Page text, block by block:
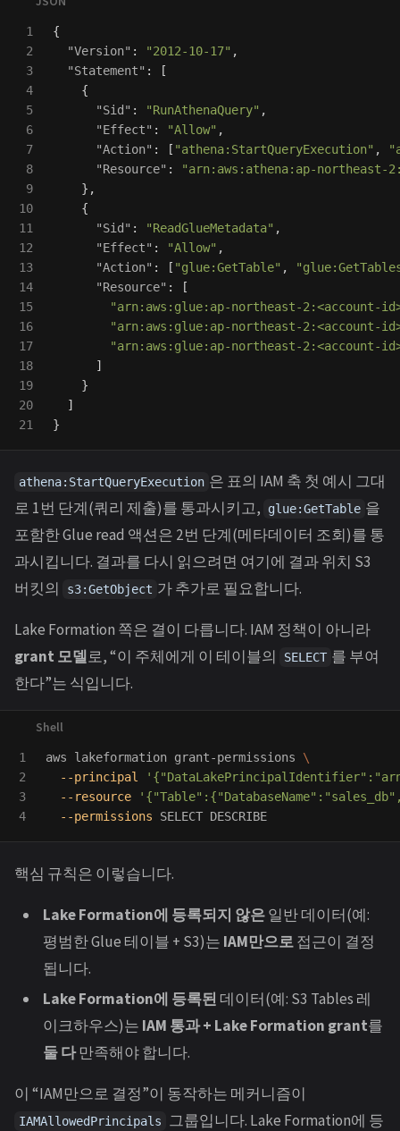
1
2
3
4
5
6
7
8
9
10
11
12
13
14
15
16
17
18
19
20
{
"Version" : "2012-10-17" ,
"Statement" :
[
{
"Sid" : "RunAthenaQuery" ,
"Effect" : "Allow" ,
"Action" : [ "athena:StartQueryExecution" ,
"Resource" :
"arn:aws:athena:ap-northeast-
},
{
"Sid" : "ReadGlueMetadata" ,
"Effect" : "Allow" ,
"Action" : [ "glue:GetTable" ,
"Resource" :
[
"arn:aws:glue:ap-northeast-2:<account-
"arn:aws:glue:ap-northeast-2:<account-
"arn:aws:glue:ap-northeast-2:<account-
]
}
]
}
athena:StartQueryExecution 은 표의 IAM 축 첫 예시 그대
로 1번 단계(쿼리 제출)를 통과시키고,
glue:GetTable 을
포함한 Glue read 액션은 2번 단계(메타데이터 조회)를 통
과시킵니다. 결과를 다시 읽으려면 여기에 결과 위치 S3
버킷의
s3:GetObject 가 추가로 필요합니다.
Lake Formation 쪽은 결이 다릅니다. IAM 정책이 아니라
grant 모델로, “이 주체에게 이 테이블의 SELECT 를 부여
한다”는 식입니다.
1
2
3
aws lakeformation grant-permissions \
--principal
--resource
--permissions
핵심 규칙은 이렇습니다.
Lake Formation에 등록되지 않은일반 데이터(예:
평범한 Glue 테이블 + S3)는 IAM만으로접근이 결정
됩니다.
Lake Formation에 등록된 데이터(예: S3 Tables 레
이크하우스)는 IAM 통과 + Lake Formation grant를
둘 다만족해야 합니다.
이 “IAM만으로 결정”이 동작하는 메커니즘이
IAMAllowedPrincipals
그룹입니다. Lake Formation에 등